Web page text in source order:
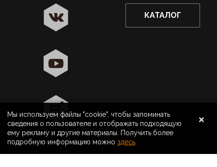
8 800 500 40 40 Астрахань
Да
Поиск
КАТАЛОГ
Мы используем файлы "cookie", чтобы запоминать
сведения о пользователе и отображать подходящую
ему рекламу и другие материалы. Получить более
подробную информацию можно здесь
×